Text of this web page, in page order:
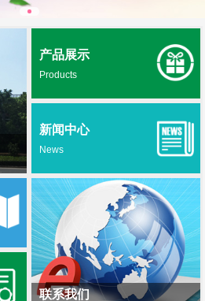
产品展示
Products
新闻中心
News
联系我们